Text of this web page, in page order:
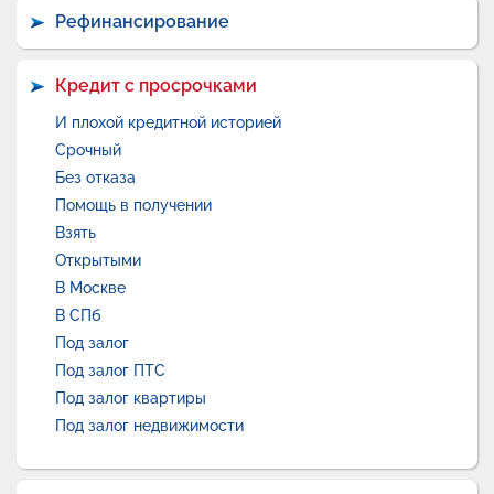
Рефинансирование
Кредит с просрочками
И плохой кредитной историей
Срочный
Без отказа
Помощь в получении
Взять
Открытыми
В Москве
В СПб
Под залог
Под залог ПТС
Под залог квартиры
Под залог недвижимости